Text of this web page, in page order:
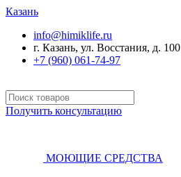
Казань
info@himiklife.ru
г. Казань, ул. Восстания, д. 100
+7 (960) 061-74-97
Получить консультацию
МОЮЩИЕ СРЕДСТВА